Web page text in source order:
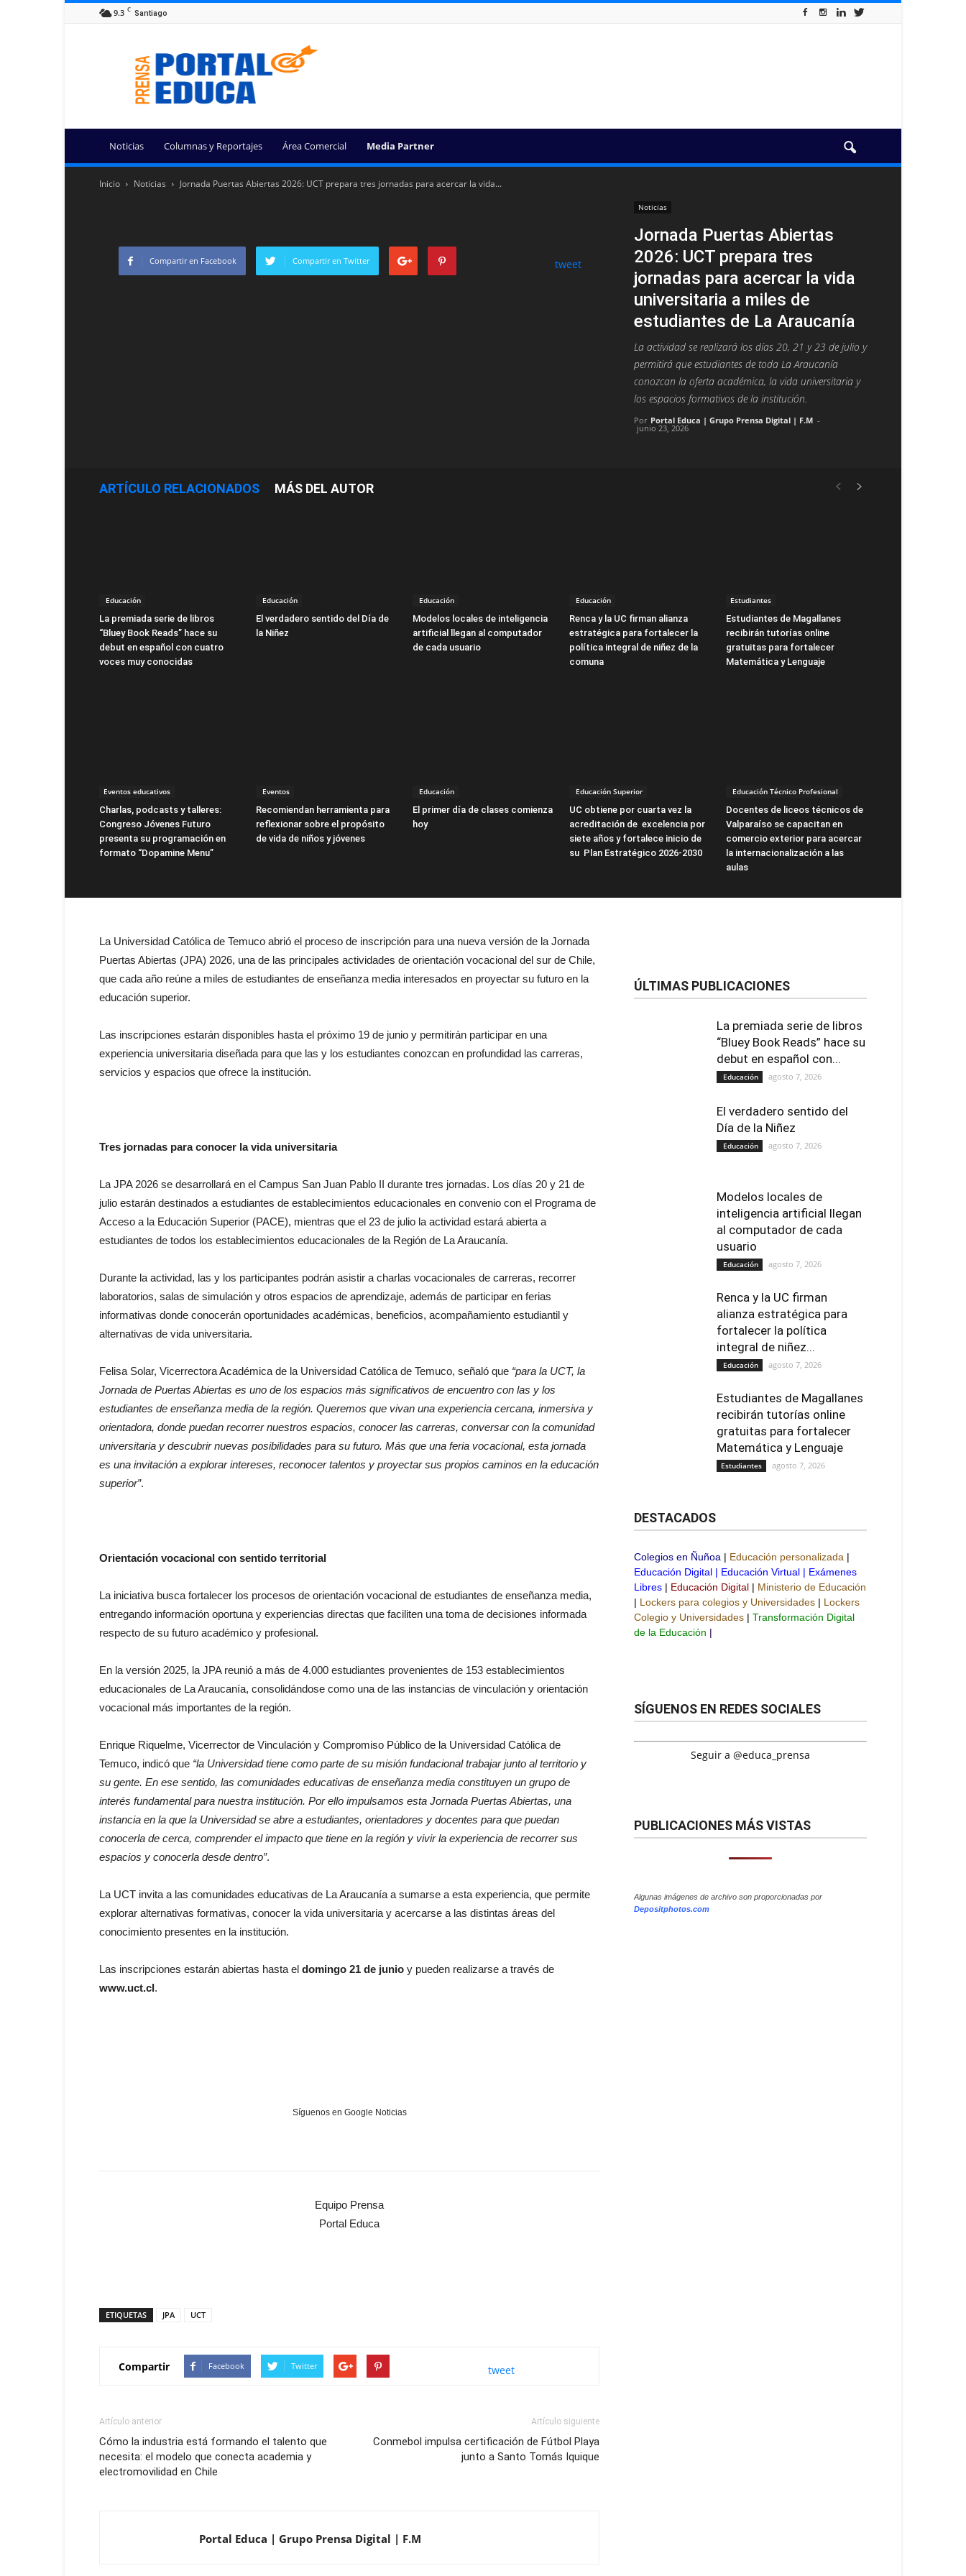
9.3 C Santiago
Portal
Educa
Noticias Columnas y Reportajes Área Comercial Media Partner
Inicio Noticias Jornada Puertas Abiertas 2026: UCT prepara tres jornadas para acercar la vida...
Noticias
Jornada Puertas Abiertas
2026: UCT prepara tres
jornadas para acercar la vida
universitaria a miles de
estudiantes de La Araucanía
La actividad se realizará los días 20, 21 y 23 de julio y
permitirá que estudiantes de toda La Araucanía
conozcan la oferta académica, la vida universitaria y
los espacios formativos de la institución.
Por Portal Educa | Grupo Prensa Digital | F.M -
junio 23, 2026
Compartir en Facebook Compartir en Twitter tweet
ARTÍCULO RELACIONADOS MÁS DEL AUTOR
Educación
La premiada serie de libros
“Bluey Book Reads” hace su
debut en español con cuatro
voces muy conocidas
Educación
El verdadero sentido del Día de
la Niñez
Educación
Modelos locales de inteligencia
artificial llegan al computador
de cada usuario
Educación
Renca y la UC firman alianza
estratégica para fortalecer la
política integral de niñez de la
comuna
Estudiantes
Estudiantes de Magallanes
recibirán tutorías online
gratuitas para fortalecer
Matemática y Lenguaje
Eventos educativos
Charlas, podcasts y talleres:
Congreso Jóvenes Futuro
presenta su programación en
formato “Dopamine Menu”
Eventos
Recomiendan herramienta para
reflexionar sobre el propósito
de vida de niños y jóvenes
Educación
El primer día de clases comienza
hoy
Educación Superior
UC obtiene por cuarta vez la
acreditación de excelencia por
siete años y fortalece inicio de
su Plan Estratégico 2026-2030
Educación Técnico Profesional
Docentes de liceos técnicos de
Valparaíso se capacitan en
comercio exterior para acercar
la internacionalización a las
aulas
La Universidad Católica de Temuco abrió el proceso de inscripción para una nueva versión de la Jornada
Puertas Abiertas (JPA) 2026, una de las principales actividades de orientación vocacional del sur de Chile,
que cada año reúne a miles de estudiantes de enseñanza media interesados en proyectar su futuro en la
educación superior.
Las inscripciones estarán disponibles hasta el próximo 19 de junio y permitirán participar en una
experiencia universitaria diseñada para que las y los estudiantes conozcan en profundidad las carreras,
servicios y espacios que ofrece la institución.
Tres jornadas para conocer la vida universitaria
La JPA 2026 se desarrollará en el Campus San Juan Pablo II durante tres jornadas. Los días 20 y 21 de
julio estarán destinados a estudiantes de establecimientos educacionales en convenio con el Programa de
Acceso a la Educación Superior (PACE), mientras que el 23 de julio la actividad estará abierta a
estudiantes de todos los establecimientos educacionales de la Región de La Araucanía.
Durante la actividad, las y los participantes podrán asistir a charlas vocacionales de carreras, recorrer
laboratorios, salas de simulación y otros espacios de aprendizaje, además de participar en ferias
informativas donde conocerán oportunidades académicas, beneficios, acompañamiento estudiantil y
alternativas de vida universitaria.
Felisa Solar, Vicerrectora Académica de la Universidad Católica de Temuco, señaló que “para la UCT, la
Jornada de Puertas Abiertas es uno de los espacios más significativos de encuentro con las y los
estudiantes de enseñanza media de la región. Queremos que vivan una experiencia cercana, inmersiva y
orientadora, donde puedan recorrer nuestros espacios, conocer las carreras, conversar con la comunidad
universitaria y descubrir nuevas posibilidades para su futuro. Más que una feria vocacional, esta jornada
es una invitación a explorar intereses, reconocer talentos y proyectar sus propios caminos en la educación
superior”.
Orientación vocacional con sentido territorial
La iniciativa busca fortalecer los procesos de orientación vocacional de estudiantes de enseñanza media,
entregando información oportuna y experiencias directas que faciliten una toma de decisiones informada
respecto de su futuro académico y profesional.
En la versión 2025, la JPA reunió a más de 4.000 estudiantes provenientes de 153 establecimientos
educacionales de La Araucanía, consolidándose como una de las instancias de vinculación y orientación
vocacional más importantes de la región.
Enrique Riquelme, Vicerrector de Vinculación y Compromiso Público de la Universidad Católica de
Temuco, indicó que “la Universidad tiene como parte de su misión fundacional trabajar junto al territorio y
su gente. En ese sentido, las comunidades educativas de enseñanza media constituyen un grupo de
interés fundamental para nuestra institución. Por ello impulsamos esta Jornada Puertas Abiertas, una
instancia en la que la Universidad se abre a estudiantes, orientadores y docentes para que puedan
conocerla de cerca, comprender el impacto que tiene en la región y vivir la experiencia de recorrer sus
espacios y conocerla desde dentro”.
La UCT invita a las comunidades educativas de La Araucanía a sumarse a esta experiencia, que permite
explorar alternativas formativas, conocer la vida universitaria y acercarse a las distintas áreas del
conocimiento presentes en la institución.
Las inscripciones estarán abiertas hasta el domingo 21 de junio y pueden realizarse a través de
www.uct.cl.
Síguenos en Google Noticias
Equipo Prensa
Portal Educa
ETIQUETAS JPA UCT
Compartir Facebook Twitter tweet
Artículo anterior
Cómo la industria está formando el talento que
necesita: el modelo que conecta academia y
electromovilidad en Chile
Artículo siguiente
Conmebol impulsa certificación de Fútbol Playa
junto a Santo Tomás Iquique
Portal Educa | Grupo Prensa Digital | F.M
ÚLTIMAS PUBLICACIONES
La premiada serie de libros
“Bluey Book Reads” hace su
debut en español con...
Educación agosto 7, 2026
El verdadero sentido del
Día de la Niñez
Educación agosto 7, 2026
Modelos locales de
inteligencia artificial llegan
al computador de cada
usuario
Educación agosto 7, 2026
Renca y la UC firman
alianza estratégica para
fortalecer la política
integral de niñez...
Educación agosto 7, 2026
Estudiantes de Magallanes
recibirán tutorías online
gratuitas para fortalecer
Matemática y Lenguaje
Estudiantes agosto 7, 2026
DESTACADOS
Colegios en Ñuñoa | Educación personalizada |
Educación Digital | Educación Virtual | Exámenes
Libres | Educación Digital | Ministerio de Educación
| Lockers para colegios y Universidades | Lockers
Colegio y Universidades | Transformación Digital
de la Educación |
SÍGUENOS EN REDES SOCIALES
Seguir a @educa_prensa
PUBLICACIONES MÁS VISTAS
Algunas imágenes de archivo son proporcionadas por
Depositphotos.com